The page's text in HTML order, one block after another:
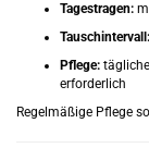
Tagestragen:
Tauschintervall:
Pflege:
erforderlich
Regelmäßige Pflege